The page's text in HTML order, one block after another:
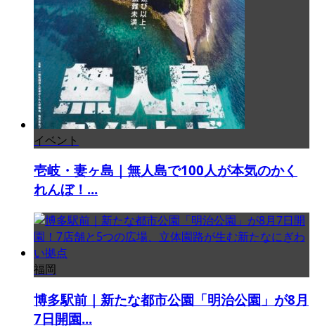
イベント
壱岐・妻ヶ島｜無人島で100人が本気のかく
れんぼ！...
福岡
博多駅前｜新たな都市公園「明治公園」が8月
7日開園...